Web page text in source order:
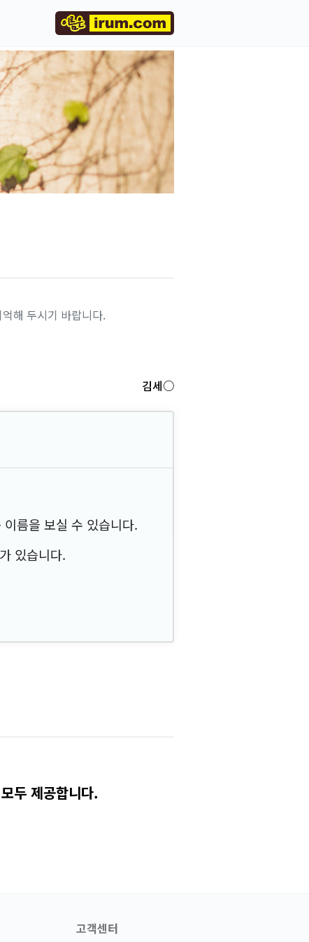
해 두시기 바랍니다.
김세○
름을 보실 수 있습니다.
있습니다.
두 제공합니다.
고객센터